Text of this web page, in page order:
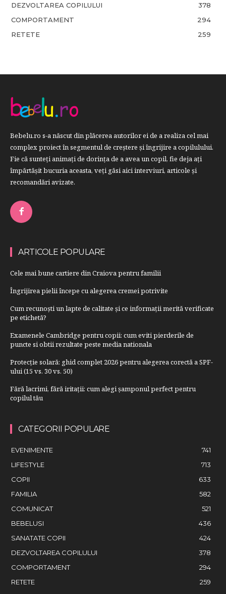
DEZVOLTAREA COPILULUI
378
COMPORTAMENT
294
RETETE
259
Bebelu.ro s-a născut din plăcerea autorilor ei de a realiza cel mai
complex proiect în segmentul de creştere şi îngrijire a copilulului.
Fie că sunteţi animaţi de dorinţa de a avea un copil, fie deja aţi
împărtăşit bucuria aceasta, veți găsi aici interviuri, articole şi
recomandări avizate.
ARTICOLE POPULARE
Cele mai bune cartiere din Craiova pentru familii
Îngrijirea pielii începe cu alegerea cremei potrivite
Cum recunoști un lapte de calitate și ce informații merită verificate
pe etichetă?
Examenele Cambridge pentru copii: cum eviti pierderile de
puncte si obtii rezultate peste media nationala
Protecție solară: ghid complet 2026 pentru alegerea corectă a SPF-
ului (15 vs. 30 vs. 50)
Fără lacrimi, fără iritații: cum alegi șamponul perfect pentru
copilul tău
CATEGORII POPULARE
EVENIMENTE
741
LIFESTYLE
713
COPII
633
FAMILIA
582
COMUNICAT
521
BEBELUSI
436
SANATATE COPII
424
DEZVOLTAREA COPILULUI
378
COMPORTAMENT
294
RETETE
259